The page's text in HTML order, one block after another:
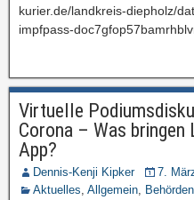
kurier.de/landkreis-diepholz/
impfpass-
Virtuelle
Corona – Was bringen
App?
Dennis-Kenji Kipker
7.
Aktuelles, Allgemein, Behörden